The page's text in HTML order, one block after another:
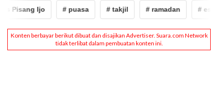
Ijo # puasa # takjil # ramadan # es